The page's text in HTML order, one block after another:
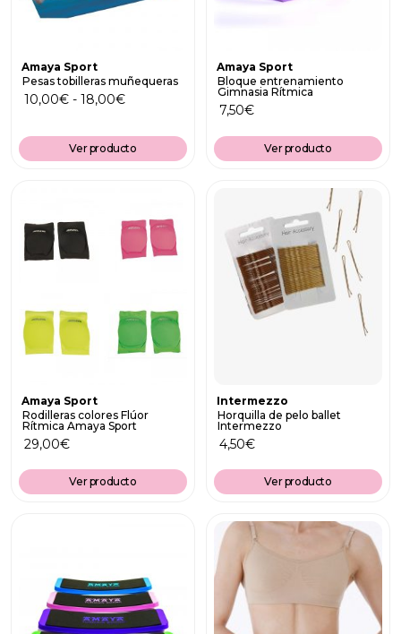
Amaya Sport
Pesas tobilleras muñequeras
10,00€ - 18,00€
Ver producto
Amaya Sport
Bloque entrenamiento
Gimnasia Rítmica
7,50€
Ver producto
Amaya Sport
Rodilleras colores Flúor
Rítmica Amaya Sport
29,00€
Ver producto
Intermezzo
Horquilla de pelo ballet
Intermezzo
4,50€
Ver producto